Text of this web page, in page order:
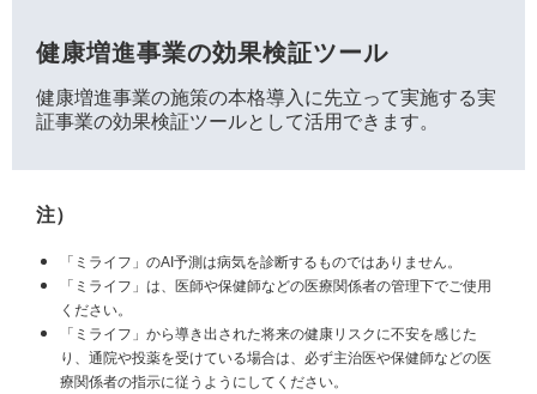
健康増進事業の効果検証ツール
健康増進事業の施策の本格導入に先立って実施する実
証事業の効果検証ツールとして活用できます。
注）
「ミライフ」のAI予測は病気を診断するものではありません。
「ミライフ」は、医師や保健師などの医療関係者の管理下でご使用
ください。
「ミライフ」から導き出された将来の健康リスクに不安を感じた
り、通院や投薬を受けている場合は、必ず主治医や保健師などの医
療関係者の指示に従うようにしてください。